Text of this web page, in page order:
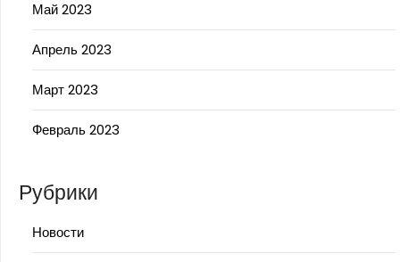
Май 2023
Апрель 2023
Март 2023
Февраль 2023
Рубрики
Новости